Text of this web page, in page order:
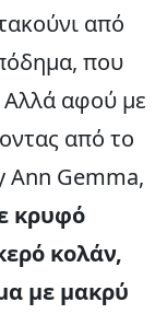
από
που
Αλλά αφού με
από το
Ann Gemma,
κρυφό
κολάν,
με μακρύ